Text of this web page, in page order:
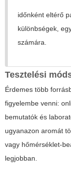
időnként eltérő
különbségek,
számára.
Tesztelési
Érdemes több
figyelembe venni:
bemutatók és
ugyanazon aromát
vagy hőmérséklet-
legjobban.